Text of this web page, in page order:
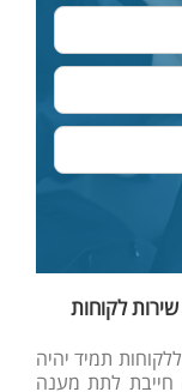
תמיד יהיה
חייבת לתת מענה